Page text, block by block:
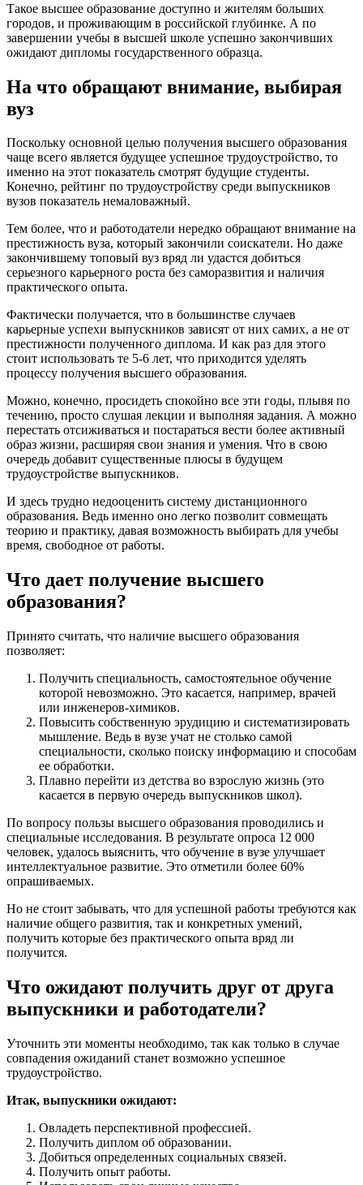
Такое высшее образование доступно и жителям больших
городов, и проживающим в российской глубинке. А по
завершении учебы в высшей школе успешно закончивших
ожидают дипломы государственного образца.
На что обращают внимание, выбирая
вуз
Поскольку основной целью получения высшего образования
чаще всего является будущее успешное трудоустройство, то
именно на этот показатель смотрят будущие студенты.
Конечно, рейтинг по трудоустройству среди выпускников
вузов показатель немаловажный.
Тем более, что и работодатели нередко обращают внимание на
престижность вуза, который закончили соискатели. Но даже
закончившему топовый вуз вряд ли удастся добиться
серьезного карьерного роста без саморазвития и наличия
практического опыта.
Фактически получается, что в большинстве случаев
карьерные успехи выпускников зависят от них самих, а не от
престижности полученного диплома. И как раз для этого
стоит использовать те 5-6 лет, что приходится уделять
процессу получения высшего образования.
Можно, конечно, просидеть спокойно все эти годы, плывя по
течению, просто слушая лекции и выполняя задания. А можно
перестать отсиживаться и постараться вести более активный
образ жизни, расширяя свои знания и умения. Что в свою
очередь добавит существенные плюсы в будущем
трудоустройстве выпускников.
И здесь трудно недооценить систему дистанционного
образования. Ведь именно оно легко позволит совмещать
теорию и практику, давая возможность выбирать для учебы
время, свободное от работы.
Что дает получение высшего
образования?
Принято считать, что наличие высшего образования
позволяет:
Получить специальность, самостоятельное обучение
которой невозможно. Это касается, например, врачей
или инженеров-химиков.
Повысить собственную эрудицию и систематизировать
мышление. Ведь в вузе учат не столько самой
специальности, сколько поиску информацию и способам
ее обработки.
Плавно перейти из детства во взрослую жизнь (это
касается в первую очередь выпускников школ).
По вопросу пользы высшего образования проводились и
специальные исследования. В результате опроса 12 000
человек, удалось выяснить, что обучение в вузе улучшает
интеллектуальное развитие. Это отметили более 60%
опрашиваемых.
Но не стоит забывать, что для успешной работы требуются как
наличие общего развития, так и конкретных умений,
получить которые без практического опыта вряд ли
получится.
Что ожидают получить друг от друга
выпускники и работодатели?
Уточнить эти моменты необходимо, так как только в случае
совпадения ожиданий станет возможно успешное
трудоустройство.
Итак, выпускники ожидают:
Овладеть перспективной профессией.
Получить диплом об образовании.
Добиться определенных социальных связей.
Получить опыт работы.